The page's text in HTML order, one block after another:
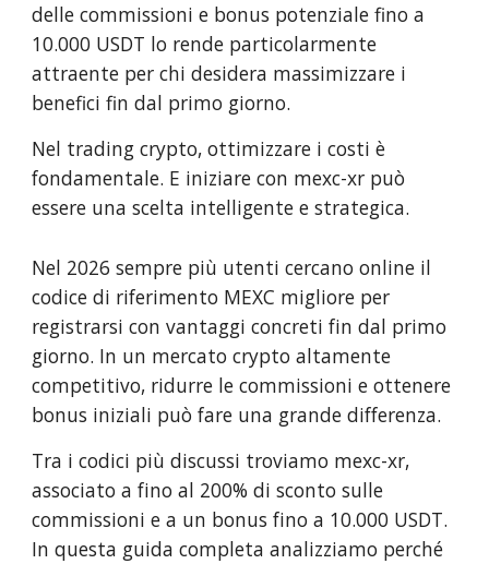
delle commissioni e bonus potenziale fino a
10.000 USDT lo rende particolarmente
attraente per chi desidera massimizzare i
benefici fin dal primo giorno.
Nel trading crypto, ottimizzare i costi è
fondamentale. E iniziare con mexc-xr può
essere una scelta intelligente e strategica.
Nel 2026 sempre più utenti cercano online il
codice di riferimento MEXC migliore per
registrarsi con vantaggi concreti fin dal primo
giorno. In un mercato crypto altamente
competitivo, ridurre le commissioni e ottenere
bonus iniziali può fare una grande differenza.
Tra i codici più discussi troviamo mexc-xr,
associato a fino al 200% di sconto sulle
commissioni e a un bonus fino a 10.000 USDT.
In questa guida completa analizziamo perché